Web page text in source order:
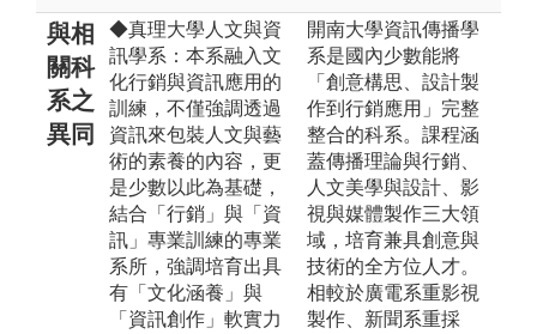
與相
關科
系之
異同
◆真理大學人文與資
訊學系：本系融入文
化行銷與資訊應用的
訓練，不僅強調透過
資訊來包裝人文與藝
術的素養的內容，更
是少數以此為基礎，
結合「行銷」與「資
訊」專業訓練的專業
系所，強調培育出具
有「文化涵養」與
「資訊創作」軟實力
開南大學資訊傳播學
系是國內少數能將
「創意構思、設計製
作到行銷應用」完整
整合的科系。課程涵
蓋傳播理論與行銷、
人文美學與設計、影
視與媒體製作三大領
域，培育兼具創意與
技術的全方位人才。
相較於廣電系重影視
製作、新聞系重採